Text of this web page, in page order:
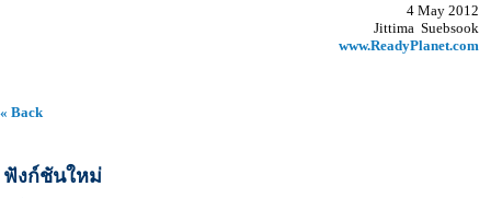
4 May 2012
Jittima Suebsook
www.ReadyPlanet.com
« Back
ฟังก์ชันใหม่